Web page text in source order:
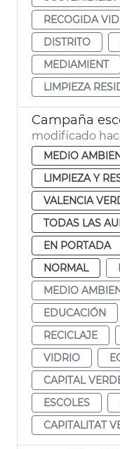
RECOGIDA
DISTRITO
MEDIAMIENT
LIMPIEZA
Campaña
modificado
MEDIO
LIMPIEZA Y
VALENCIA
TODAS LAS
EN PORTADA
NORMAL
MEDIO
EDUCACIÓN
RECICLAJE
VIDRIO
CAPITAL
ESCOLES
CAPITALITAT